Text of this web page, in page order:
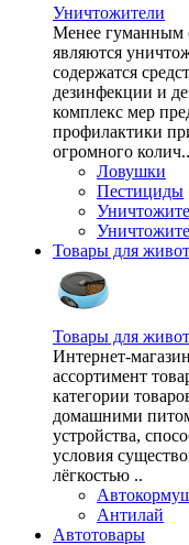
Уничтожители
Менее гуманным
являются
содержатся
дезинфекции и
комплекс мер
профилактики
огромного колич..
Ловушки
Пестициды
Товары для
Товары для
Интернет-
ассортимент
категории
домашними
устройства,
условия
лёгкостью ..
Антилай
Автотовары